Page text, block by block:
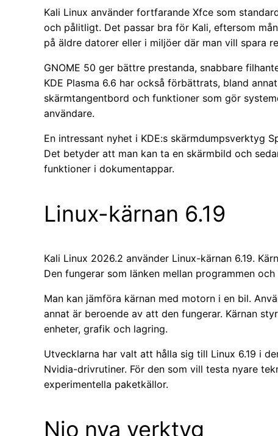
Kali Linux använder fortfarande Xfce som
och pålitligt. Det passar bra för Kali, eftersom
på äldre datorer eller i miljöer där man vill spara
GNOME 50 ger bättre prestanda, snabbare
KDE Plasma 6.6 har också förbättrats, bland
skärmtangentbord och funktioner som gör
användare.
En intressant nyhet i KDE:s skärmdumpsverktyg
Det betyder att man kan ta en skärmbild och
funktioner i dokumentappar.
Linux-kärnan 6.19
Kali Linux 2026.2 använder Linux-kärnan 6.19.
Den fungerar som länken mellan programmen
Man kan jämföra kärnan med motorn i en bil.
annat är beroende av att den fungerar. Kärnan
enheter, grafik och lagring.
Utvecklarna har valt att hålla sig till Linux 6.19 i
Nvidia-drivrutiner. För den som vill testa nyare
experimentella paketkällor.
Nio nya verktyg